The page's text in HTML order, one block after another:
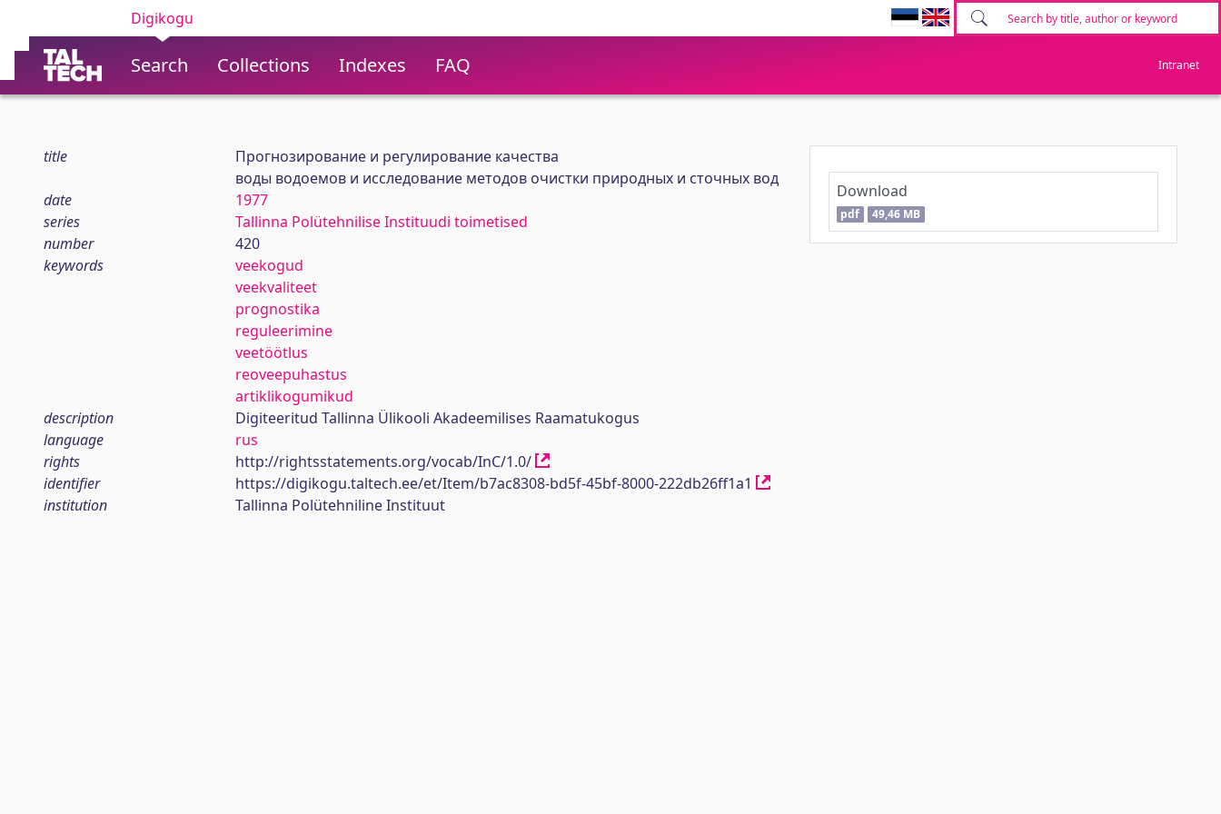
Digikogu
Search Collections Indexes FAQ Intranet
title
Прогнозирование и регулирование качества
воды водоемов и исследование методов очистки природных и сточных вод
date
1977
series
Tallinna Polütehnilise Instituudi toimetised
number
420
keywords
veekogud
veekvaliteet
prognostika
reguleerimine
veetöötlus
reoveepuhastus
artiklikogumikud
description
Digiteeritud Tallinna Ülikooli Akadeemilises Raamatukogus
language
rus
rights
http://rightsstatements.org/vocab/InC/1.0/
identifier
https://digikogu.taltech.ee/et/Item/b7ac8308-bd5f-45bf-8000-222db26ff1a1
institution
Tallinna Polütehniline Instituut
Download
pdf 49,46 MB